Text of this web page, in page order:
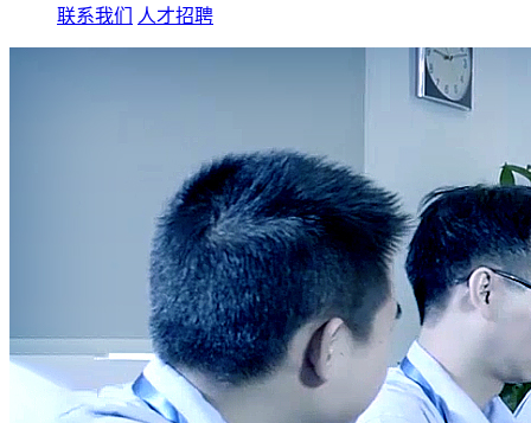
联系我们
人才招聘